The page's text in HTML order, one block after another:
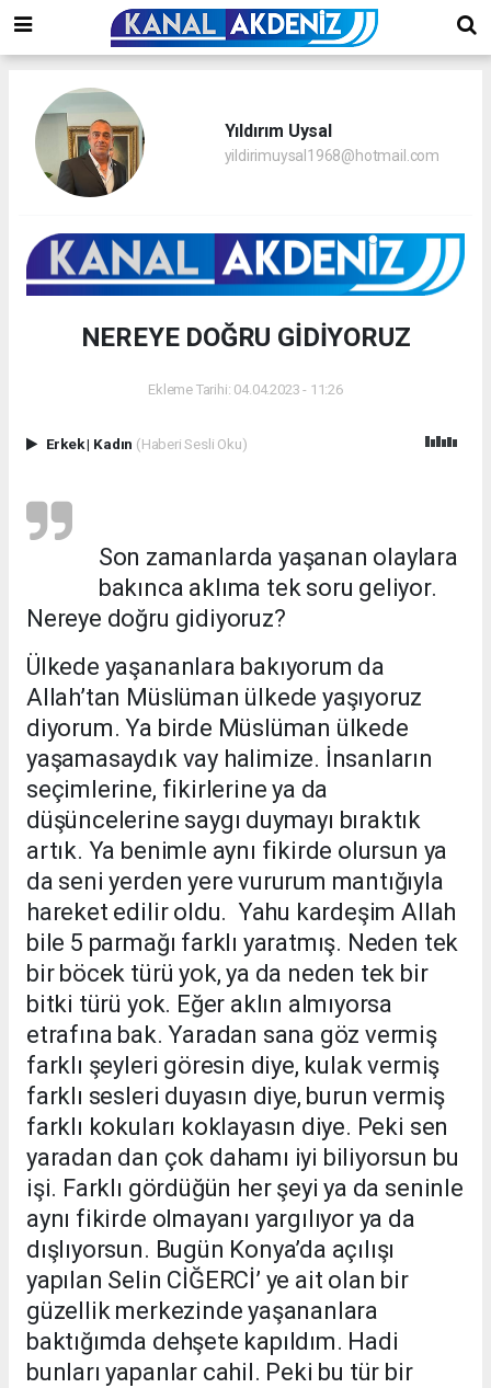
Yıldırım Uysal
yildirimuysal1968@hotmail.com
NEREYE DOĞRU GİDİYORUZ
Ekleme Tarihi: 04.04.2023 - 11:26
Erkek| Kadın (Haberi Sesli Oku)
Son zamanlarda yaşanan olaylara
bakınca aklıma tek soru geliyor.
Nereye doğru gidiyoruz?
Ülkede yaşananlara bakıyorum da
Allah’tan Müslüman ülkede yaşıyoruz
diyorum. Ya birde Müslüman ülkede
yaşamasaydık vay halimize. İnsanların
seçimlerine, fikirlerine ya da
düşüncelerine saygı duymayı bıraktık
artık. Ya benimle aynı fikirde olursun ya
da seni yerden yere vururum mantığıyla
hareket edilir oldu. Yahu kardeşim Allah
bile 5 parmağı farklı yaratmış. Neden tek
bir böcek türü yok, ya da neden tek bir
bitki türü yok. Eğer aklın almıyorsa
etrafına bak. Yaradan sana göz vermiş
farklı şeyleri göresin diye, kulak vermiş
farklı sesleri duyasın diye, burun vermiş
farklı kokuları koklayasın diye. Peki sen
yaradan dan çok dahamı iyi biliyorsun bu
işi. Farklı gördüğün her şeyi ya da seninle
aynı fikirde olmayanı yargılıyor ya da
dışlıyorsun. Bugün Konya’da açılışı
yapılan Selin CİĞERCİ’ ye ait olan bir
güzellik merkezinde yaşananlara
baktığımda dehşete kapıldım. Hadi
bunları yapanlar cahil. Peki bu tür bir